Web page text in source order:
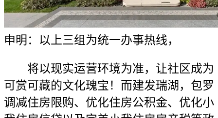
申明：以上三组为统一办事热线，
将以现实运营环境为准，让社区成为
可赏可藏的文化瑰宝！而建发瑞湖，包罗
调减住房限购、优化住房公积金、优化小